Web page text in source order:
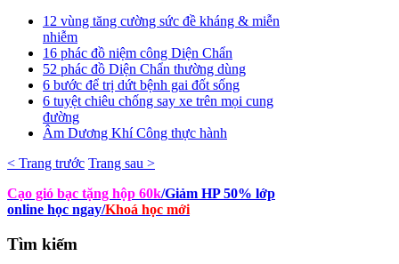
12 vùng tăng cường sức đề kháng & miễn
nhiễm
16 phác đồ niệm công Diện Chẩn
52 phác đồ Diện Chẩn thường dùng
6 bước để trị dứt bệnh gai đốt sống
6 tuyệt chiêu chống say xe trên mọi cung
đường
Âm Dương Khí Công thực hành
< Trang trước Trang sau >
Cạo gió bạc tặng hộp 60k/Giảm HP 50% lớp
online học ngay/Khoá học mới
Tìm kiếm